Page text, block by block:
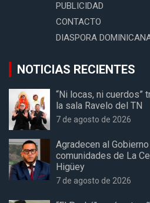
PUBLICIDAD
CONTACTO
DIASPORA
NOTICIAS RECIENTES
“Ni locas, ni cuerdos”
la sala Ravelo del TN
7 de agosto de 2026
Agradecen al
comunidades de La
Higüey
7 de agosto de 2026